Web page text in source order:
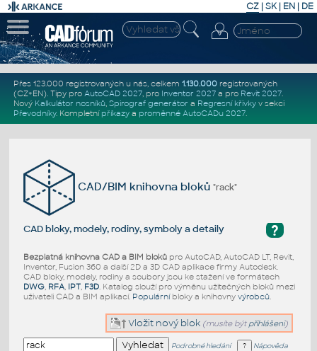
CZ | SK| EN | DE
Přes 123.000 registrovaných u nás, celkem 1.130.000registrovaných
(CZ+EN). Tipy pro AutoCAD 2027, pro Inventor 2027a pro Revit 2027.
Nový Kalkulátor nosníků, Spirograf generátor a Regresní křivkyv sekci
Převodníky. Kompletní příkazya proměnné AutoCADu 2027.
CAD/BIM knihovna bloků"rack"
?
CAD bloky, modely, rodiny, symboly a detaily
Bezplatná knihovna CAD a BIM blokůpro AutoCAD, AutoCAD LT, Revit,
Inventor, Fusion 360 a další 2D a 3D CAD aplikace firmy Autodesk.
CAD bloky, modely, rodiny a soubory jsou ke stažení ve formátech
DWG, RFA, IPT, F3D. Katalog slouží pro výměnu užitečných bloků mezi
uživateli CAD a BIM aplikací. Populárníbloky a knihovny výrobců.
Vložit nový blok (musíte být přihlášeni)
Podrobné hledání Nápověda